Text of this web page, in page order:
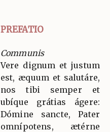
PREFATIO
Communis
Vere dignum et justum
est, æquum et salutáre,
nos tibi semper et
ubíque grátias ágere:
Dómine sancte, Pater
omnípotens, ætérne